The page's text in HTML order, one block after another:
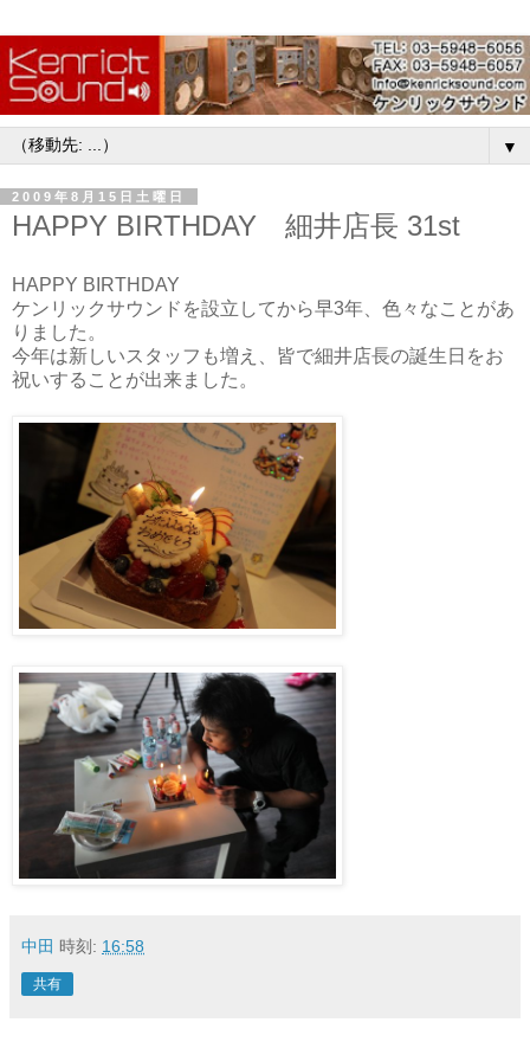
▼
2009年8月15日土曜日
HAPPY BIRTHDAY 細井店長 31st
HAPPY BIRTHDAY
ケンリックサウンドを設立してから早3年、色々なことがあ
りました。
今年は新しいスタッフも増え、皆で細井店長の誕生日をお
祝いすることが出来ました。
中田 時刻: 16:58
共有